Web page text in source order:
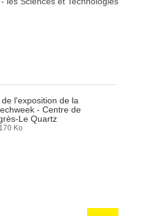
de l'exposition de la
- Centre de
Le Quartz
Ko